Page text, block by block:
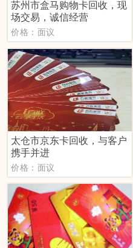
苏州市盒马购物卡回收，现
场交易，诚信经营
价格：面议
太仓市京东卡回收，与客户
携手并进
价格：面议